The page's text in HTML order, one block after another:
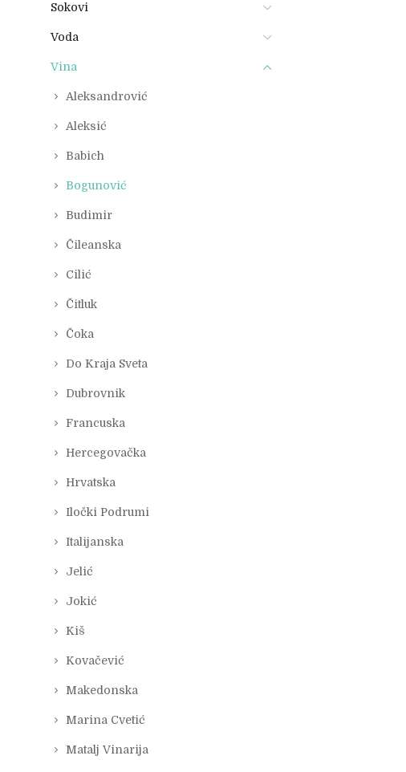
Sokovi
Voda
Vina
Aleksandrović
Aleksić
Babich
Bogunović
Budimir
Čileanska
Cilić
Čitluk
Čoka
Do Kraja Sveta
Dubrovnik
Francuska
Hercegovačka
Hrvatska
Iločki Podrumi
Italijanska
Jelić
Jokić
Kiš
Kovačević
Makedonska
Marina Cvetić
Matalj Vinarija